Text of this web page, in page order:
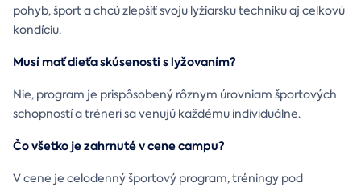
pohyb, šport a chcú zlepšiť svoju lyžiarsku techniku aj celkovú
kondíciu.
Musí mať dieťa skúsenosti s lyžovaním?
Nie, program je prispôsobený rôznym úrovniam športových
schopností a tréneri sa venujú každému individuálne.
Čo všetko je zahrnuté v cene campu?
V cene je celodenný športový program, tréningy pod